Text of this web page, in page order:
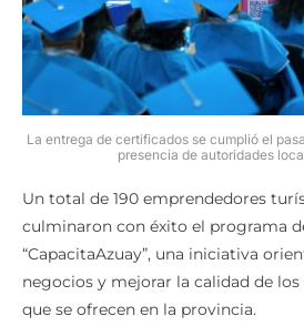
La entrega de certificados se cumplió el
presencia de autoridades
Un total de 190 emprendedores
culminaron con éxito el programa
“CapacitaAzuay”, una iniciativa
negocios y mejorar la calidad de
que se ofrecen en la provincia.